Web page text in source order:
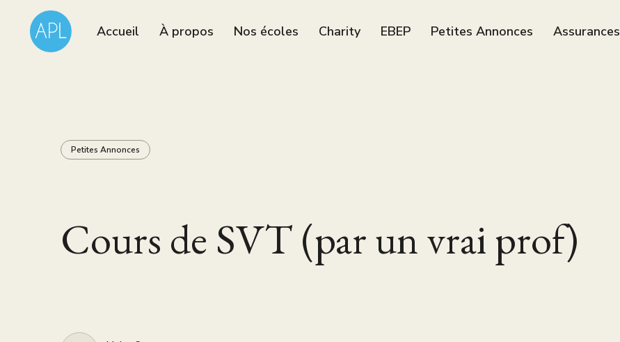
Accueil À propos Nos écoles Charity EBEP Petites Annonces Assurances
Petites Annonces
Cours de SVT (par un vrai prof)